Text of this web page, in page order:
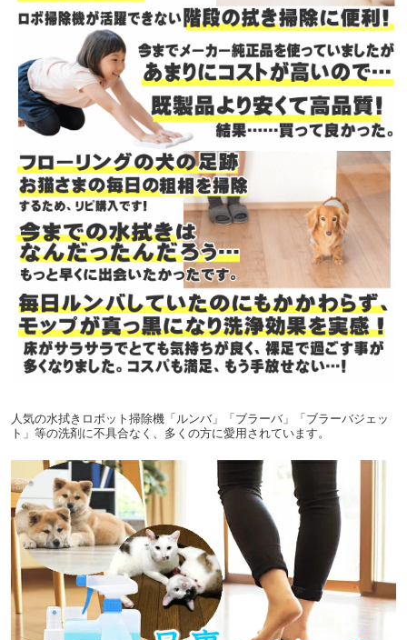
人気の水拭きロボット掃除機「ルンバ」「ブラーバ」「ブラーバジェッ
ト」等の洗剤に不具合なく、多くの方に愛用されています。